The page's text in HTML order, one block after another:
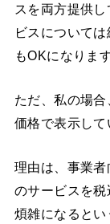
スを両方提供
ビスについて
もOKになります
ただ、私の場
価格で表示して
理由は、事業
のサービスを
煩雑になると